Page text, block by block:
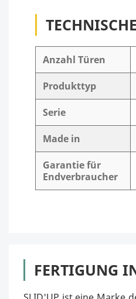
Anzahl Türen
Produkttyp
Serie
Made in
Garantie für
Endverbraucher
FERTIGUNG